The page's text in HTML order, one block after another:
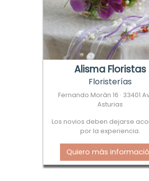
Alisma Floristas
Floristerías
Fernando Morán 16 · 33401
Asturias
Los novios deben dejarse
por la experiencia.
Quiero más